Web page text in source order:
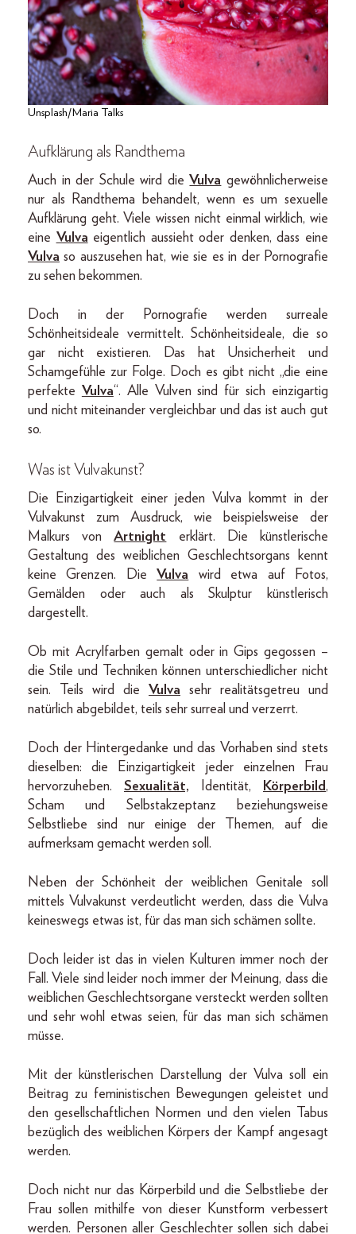
Unsplash/Maria Talks
Aufklärung als Randthema
Auch in der Schule wird dieVulva gewöhnlicherweise
nur als Randthema behandelt, wenn es um sexuelle
Aufklärung geht. Viele wissen nicht einmal wirklich, wie
eine Vulva eigentlich aussieht oder denken, dass eine
Vulva so auszusehen hat, wie sie es in der Pornografie
zu sehen bekommen.
Doch in der Pornografie werden surreale
Schönheitsideale vermittelt. Schönheitsideale, die so
gar nicht existieren. Das hat Unsicherheit und
Schamgefühle zur Folge. Doch es gibt nicht „die eine
perfekte Vulva“. Alle Vulven sind für sich einzigartig
und nicht miteinander vergleichbar und das ist auch gut
so.
Was ist Vulvakunst?
Die Einzigartigkeit einer jeden Vulva kommt in der
Vulvakunst zum Ausdruck, wie beispielsweise der
Malkurs vonArtnight erklärt. Die künstlerische
Gestaltung des weiblichen Geschlechtsorgans kennt
keine Grenzen. DieVulva wird etwa auf Fotos,
Gemälden oder auch als Skulptur künstlerisch
dargestellt.
Ob mit Acrylfarben gemalt oder in Gips gegossen –
die Stile und Techniken können unterschiedlicher nicht
sein. Teils wird die Vulva sehr realitätsgetreu und
natürlich abgebildet, teils sehr surreal und verzerrt.
Doch der Hintergedanke und das Vorhaben sind stets
dieselben: die Einzigartigkeit jeder einzelnen Frau
hervorzuheben. Sexualität, Identität, Körperbild,
Scham und Selbstakzeptanz beziehungsweise
Selbstliebe sind nur einige der Themen, auf die
aufmerksam gemacht werden soll.
Neben der Schönheit der weiblichen Genitale soll
mittels Vulvakunst verdeutlicht werden, dass die Vulva
keineswegs etwas ist, für das man sich schämen sollte.
Doch leider ist das in vielen Kulturen immer noch der
Fall. Viele sind leider noch immer der Meinung, dass die
weiblichen Geschlechtsorgane versteckt werden sollten
und sehr wohl etwas seien, für das man sich schämen
müsse.
Mit der künstlerischen Darstellung der Vulva soll ein
Beitrag zu feministischen Bewegungen geleistet und
den gesellschaftlichen Normen und den vielen Tabus
bezüglich des weiblichen Körpers der Kampf angesagt
werden.
Doch nicht nur das Körperbild und die Selbstliebe der
Frau sollen mithilfe von dieser Kunstform verbessert
werden. Personen aller Geschlechter sollen sich dabei